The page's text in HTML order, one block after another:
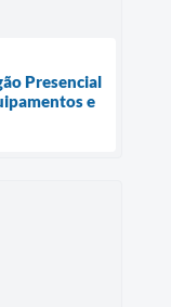
Presencial
e